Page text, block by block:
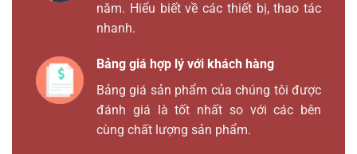
năm. Hiểu biết về các thiết bị, thao tác
nhanh.
Bảng giá hợp lý với khách hàng
Bảng giá sản phẩm của chúng tôi được
đánh giá là tốt nhất so với các bên
cùng chất lượng sản phẩm.